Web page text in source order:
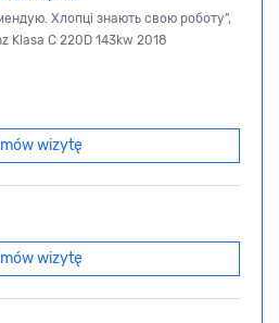
Хлопці знають свою роботу",
Klasa C 220D 143kw 2018
wizytę
wizytę